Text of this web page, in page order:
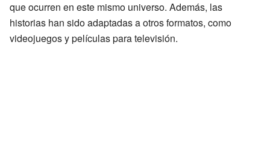
que ocurren en este mismo universo. Además, las
historias han sido adaptadas a otros formatos, como
videojuegos y películas para televisión.